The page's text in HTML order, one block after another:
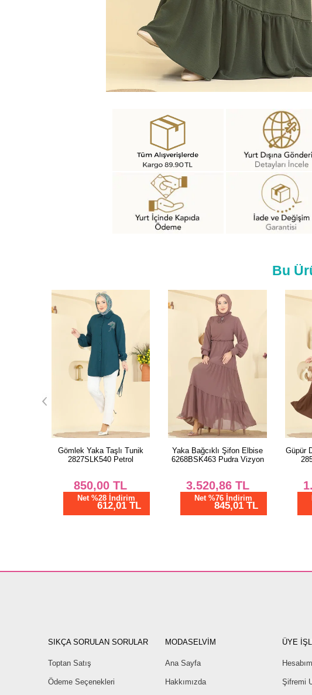
Bu
Yaka Bağcıklı Şifon Elbise
6268BSK463 Pudra Vizyon
3.520,86TL
Net %76 İndirim
845,01 TL
Güpür Detaylı Aerobin Elbise
2851SLK540 Kahve
1.003,48TL
Net %28 İndirim
722,51 TL
Güpür
SIKÇA SORULAN SORULAR
Toptan Satış
Ödeme Seçenekleri
MODASELVİM
Ana Sayfa
Hakkımızda
ÜYE
Hesabım
Şifremi